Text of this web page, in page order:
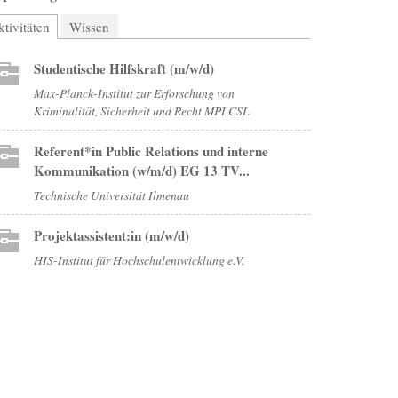
(aktiver Reiter)
Wissen
Studentische Hilfskraft (m/w/d)
Max-Planck-Institut zur Erforschung von
Kriminalität, Sicherheit und Recht MPI CSL
Referent*in Public Relations und interne
Kommunikation (w/m/d) EG 13 TV...
Technische Universität Ilmenau
Projektassistent:in (m/w/d)
HIS-Institut für Hochschulentwicklung e.V.